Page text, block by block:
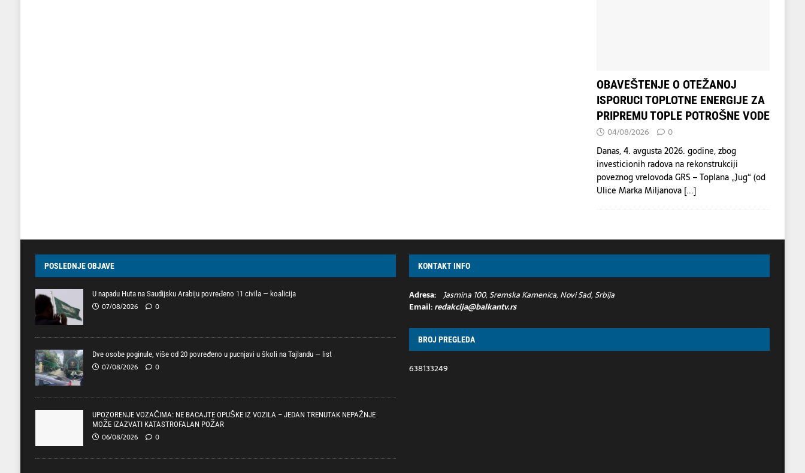
OBAVEŠTENJE O OTEŽANOJ
ISPORUCI TOPLOTNE ENERGIJE ZA
PRIPREMU TOPLE POTROŠNE VODE
04/08/2026 0
Danas, 4. avgusta 2026. godine, zbog
investicionih radova na rekonstrukciji
poveznog vrelovoda GRS – Toplana „Jug“ (od
Ulice Marka Miljanova [...]
POSLEDNJE OBJAVE
U napadu Huta na Saudijsku Arabiju povređeno 11 civila — koalicija
07/08/2026 0
Dve osobe poginule, više od 20 povređeno u pucnjavi u školi na Tajlandu — list
07/08/2026 0
UPOZORENJE VOZAČIMA: NE BACAJTE OPUŠKE IZ VOZILA – JEDAN TRENUTAK NEPAŽNJE
MOŽE IZAZVATI KATASTROFALAN POŽAR
06/08/2026 0
KONTAKT INFO
Adresa: Jasmina 100, Sremska Kamenica, Novi Sad, Srbija
Email:redakcija@balkantv.rs
BROJ PREGLEDA
638133249